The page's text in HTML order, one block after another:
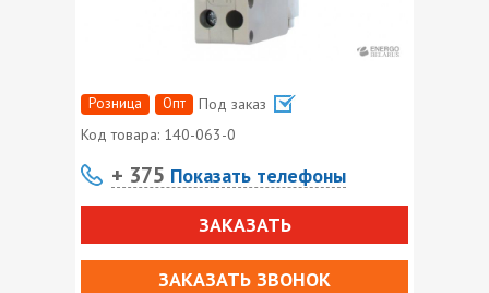
Розница Опт
Под заказ
Код товара: 140-063-0
+ 375 Показать телефоны
ЗАКАЗАТЬ
ЗАКАЗАТЬ ЗВОНОК